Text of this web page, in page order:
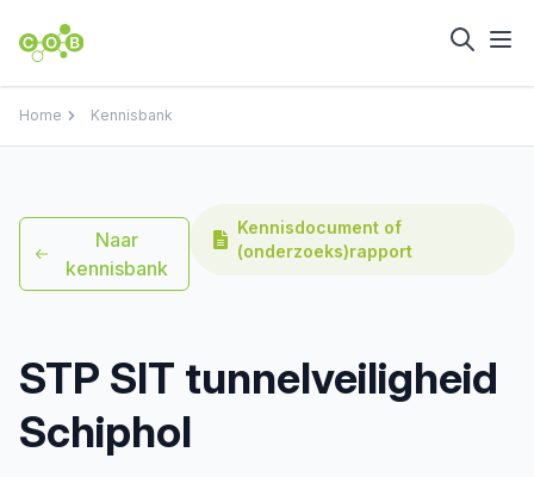
Home Kennisbank
Naar
kennisbank
Kennisdocument of
(onderzoeks)rapport
STP SIT tunnelveiligheid
Schiphol